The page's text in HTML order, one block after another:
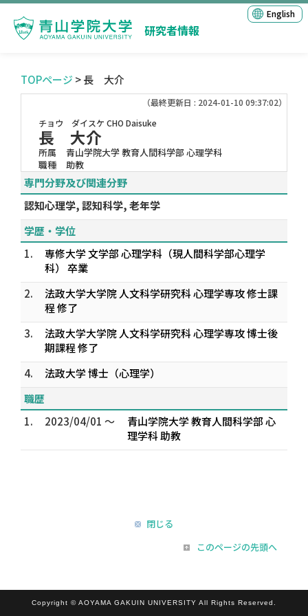
研究者情報
English
TOPページ > 長 大介
（最終更新日 : 2024-01-10 09:37:02）
チョウ ダイスケ CHO Daisuke
長 大介
所属
青山学院大学 教育人間科学部 心理学科
職種
助教
専門分野及び関連分野
認知心理学, 認知科学, 老年学
学歴・学位
1.
専修大学 文学部 心理学科（現人間科学部心理学
科） 卒業
2.
法政大学大学院 人文科学研究科 心理学専攻 修士課
程 修了
3.
法政大学大学院 人文科学研究科 心理学専攻 博士後
期課程 修了
4.
法政大学 博士（心理学）
職歴
1.
2023/04/01 ～
青山学院大学 教育人間科学部 心
理学科 助教
閉じる
このページの先頭へ
Copyright © AOYAMA GAKUIN UNIVERSITY All Rights Reserved.